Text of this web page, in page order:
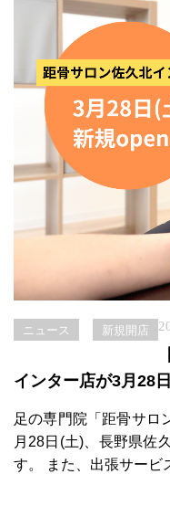
ニュース 新規開店
インター店が3月28
足の専門院「距骨サロ
月28日(土)、長野県佐
す。 また、出張サービ